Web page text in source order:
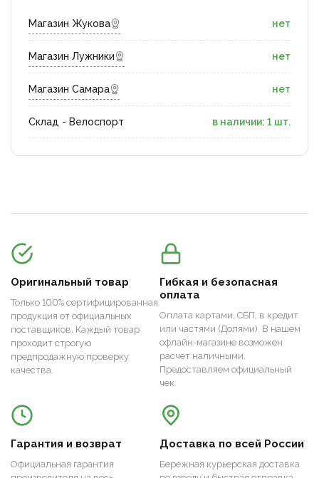
Магазин Жукова нет
Магазин Лужники нет
Магазин Самара нет
Склад - Велоспорт в наличии: 1 шт.
Оригинальный товар
Только 100% сертифицированная
продукция от официальных
поставщиков. Каждый товар
проходит строгую
предпродажную проверку
качества.
Гибкая и безопасная
оплата
Оплата картами, СБП, в кредит
или частями (Долями). В нашем
офлайн-магазине возможен
расчет наличными.
Предоставляем официальный
чек.
Гарантия и возврат
Официальная гарантия
Доставка по всей России
Бережная курьерская доставка